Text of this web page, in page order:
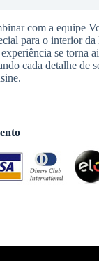
com a equipe
para o interior
se torna
cada detalhe de